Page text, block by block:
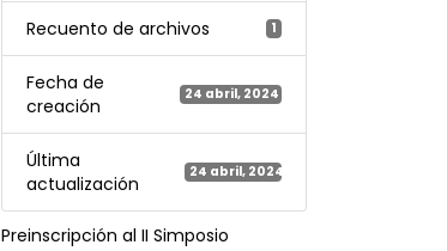
Recuento de archivos 1
Fecha de
creación
24 abril, 2024
Última
actualización
24 abril, 2024
Preinscripción al II Simposio